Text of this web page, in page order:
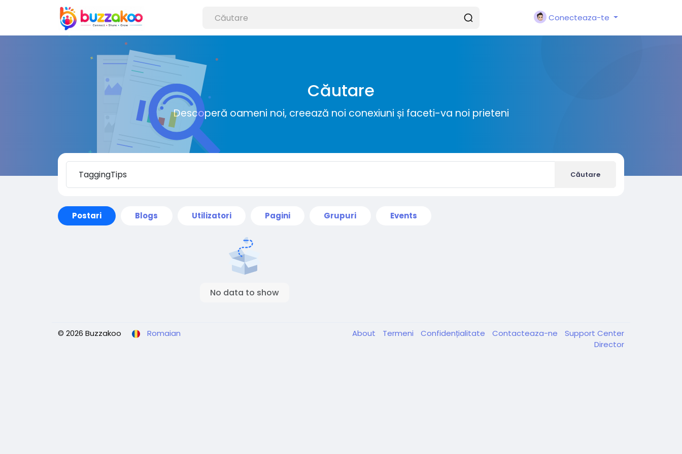
Conecteaza-te
Căutare
Descoperă oameni noi, creează noi conexiuni și faceti-va noi prieteni
Căutare
Postari Blogs Utilizatori Pagini Grupuri Events
No data to show
© 2026 Buzzakoo Romaian About Termeni Confidențialitate Contacteaza-ne
Support Center
Director